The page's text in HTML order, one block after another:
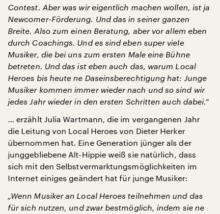
Contest. Aber was wir eigentlich machen wollen, ist ja
Newcomer-Förderung. Und das in seiner ganzen
Breite. Also zum einen Beratung, aber vor allem eben
durch Coachings. Und es sind eben super viele
Musiker, die bei uns zum ersten Male eine Bühne
betreten. Und das ist eben auch das, warum Local
Heroes bis heute ne Daseinsberechtigung hat: Junge
Musiker kommen immer wieder nach und so sind wir
jedes Jahr wieder in den ersten Schritten auch dabei.“
… erzählt Julia Wartmann, die im vergangenen Jahr
die Leitung von Local Heroes von Dieter Herker
übernommen hat. Eine Generation jünger als der
junggebliebene Alt-Hippie weiß sie natürlich, dass
sich mit den Selbstvermarktungsmöglichkeiten im
Internet einiges geändert hat für junge Musiker:
„Wenn Musiker an Local Heroes teilnehmen und das
für sich nutzen, und zwar bestmöglich, indem sie ne